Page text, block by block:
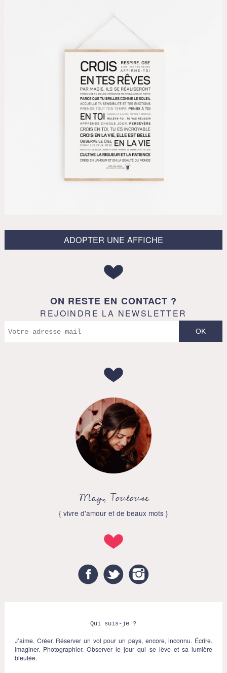
ADOPTER UNE AFFICHE
ON RESTE EN CONTACT ?
REJOINDRE LA NEWSLETTER
May, Toulouse
{ vivre d'amour et de beaux mots }
FacebookTwitter
Qui suis-je ?
J’aime. Créer. Réserver un vol pour un pays, encore, inconnu. Écrire.
Imaginer. Photographier. Observer le jour qui se lève et sa lumière
bleutée.